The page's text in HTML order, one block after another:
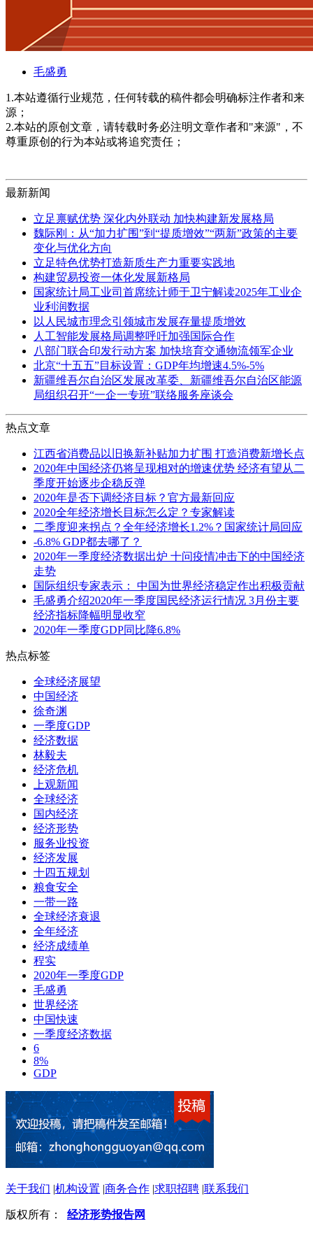
毛盛勇
1.本站遵循行业规范，任何转载的稿件都会明确标注作者和来
源；
2.本站的原创文章，请转载时务必注明文章作者和"来源"，不
尊重原创的行为本站或将追究责任；
最新新闻
立足禀赋优势 深化内外联动 加快构建新发展格局
魏际刚：从“加力扩围”到“提质增效”“两新”政策的主要
变化与优化方向
立足特色优势打造新质生产力重要实践地
构建贸易投资一体化发展新格局
国家统计局工业司首席统计师于卫宁解读2025年工业企
业利润数据
以人民城市理念引领城市发展存量提质增效
人工智能发展格局调整呼吁加强国际合作
八部门联合印发行动方案 加快培育交通物流领军企业
北京“十五五”目标设置：GDP年均增速4.5%-5%
新疆维吾尔自治区发展改革委、新疆维吾尔自治区能源
局组织召开“一企一专班”联络服务座谈会
热点文章
江西省消费品以旧换新补贴加力扩围 打造消费新增长点
2020年中国经济仍将呈现相对的增速优势 经济有望从二
季度开始逐步企稳反弹
2020年是否下调经济目标？官方最新回应
2020全年经济增长目标怎么定？专家解读
二季度迎来拐点？全年经济增长1.2%？国家统计局回应
-6.8% GDP都去哪了？
2020年一季度经济数据出炉 十问疫情冲击下的中国经济
走势
国际组织专家表示： 中国为世界经济稳定作出积极贡献
毛盛勇介绍2020年一季度国民经济运行情况 3月份主要
经济指标降幅明显收窄
2020年一季度GDP同比降6.8%
热点标签
全球经济展望
中国经济
徐奇渊
一季度GDP
经济数据
林毅夫
经济危机
上观新闻
全球经济
国内经济
经济形势
服务业投资
经济发展
十四五规划
粮食安全
一带一路
全球经济衰退
全年经济
经济成绩单
程实
2020年一季度GDP
毛盛勇
世界经济
中国快速
一季度经济数据
6
8%
GDP
关于我们 |机构设置 |商务合作 |求职招聘 |联系我们
版权所有： 经济形势报告网